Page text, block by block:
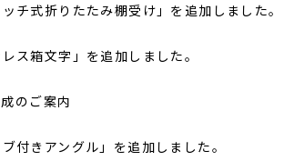
チ式折りたたみ棚受け」を追加しました。
ス箱文字」を追加しました。
のご案内
付きアングル」を追加しました。